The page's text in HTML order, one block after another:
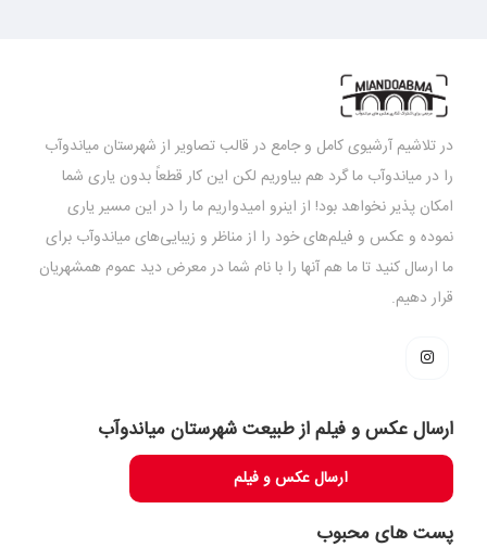
در تلاشیم آرشیوی کامل و جامع در قالب تصاویر از شهرستان میاندوآب
را در میاندوآب ما گرد هم بیاوریم لکن این کار قطعاً بدون یاری شما
امکان پذیر نخواهد بود! از اینرو امیدواریم ما را در این مسیر یاری
نموده و عکس و فیلم‌های خود را از مناظر و زیبایی‌های میاندوآب برای
ما ارسال کنید تا ما هم آنها را با نام شما در معرض دید عموم همشهریان
قرار دهیم.
ارسال عکس و فیلم از طبیعت شهرستان میاندوآب
ارسال عکس و فیلم
پست های محبوب